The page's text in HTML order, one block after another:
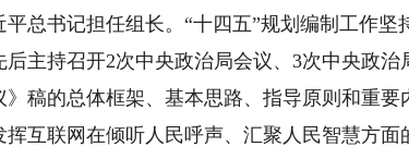
平总书记担任组长。“十四五”规划编制工作
后主持召开2次中央政治局会议、3次中央政
》稿的总体框架、基本思路、指导原则和重
挥互联网在倾听人民呼声、汇聚人民智慧方